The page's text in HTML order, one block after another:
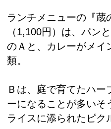
ランチメニューの『蔵
（1,100円）は、パン
のＡと、カレーがメイ
類。
Ｂは、庭で育てたハー
ーになることが多いそ
ライスに添られたピク